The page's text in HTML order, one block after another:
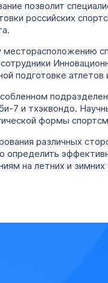
позволит
российских
месторасположению
подготовке атлетов
7 и тхэквондо.
формы
различных
определить
на летних и